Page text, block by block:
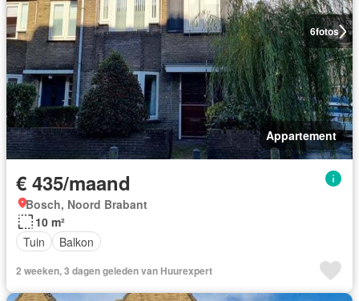
6fotos
Appartement
€ 435/maand
Bosch, Noord Brabant
10 m²
Tuin
Balkon
2 weeken, 3 dagen geleden van Huurexpert